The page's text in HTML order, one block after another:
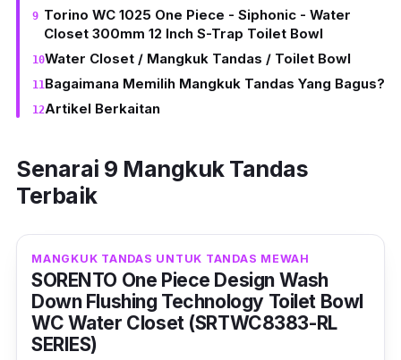
Torino WC 1025 One Piece - Siphonic - Water
Closet 300mm 12 Inch S-Trap Toilet Bowl
Water Closet / Mangkuk Tandas / Toilet Bowl
Bagaimana Memilih Mangkuk Tandas Yang Bagus?
Artikel Berkaitan
Senarai 9 Mangkuk Tandas
Terbaik
MANGKUK TANDAS UNTUK TANDAS MEWAH
SORENTO One Piece Design Wash
Down Flushing Technology Toilet Bowl
WC Water Closet (SRTWC8383-RL
SERIES)